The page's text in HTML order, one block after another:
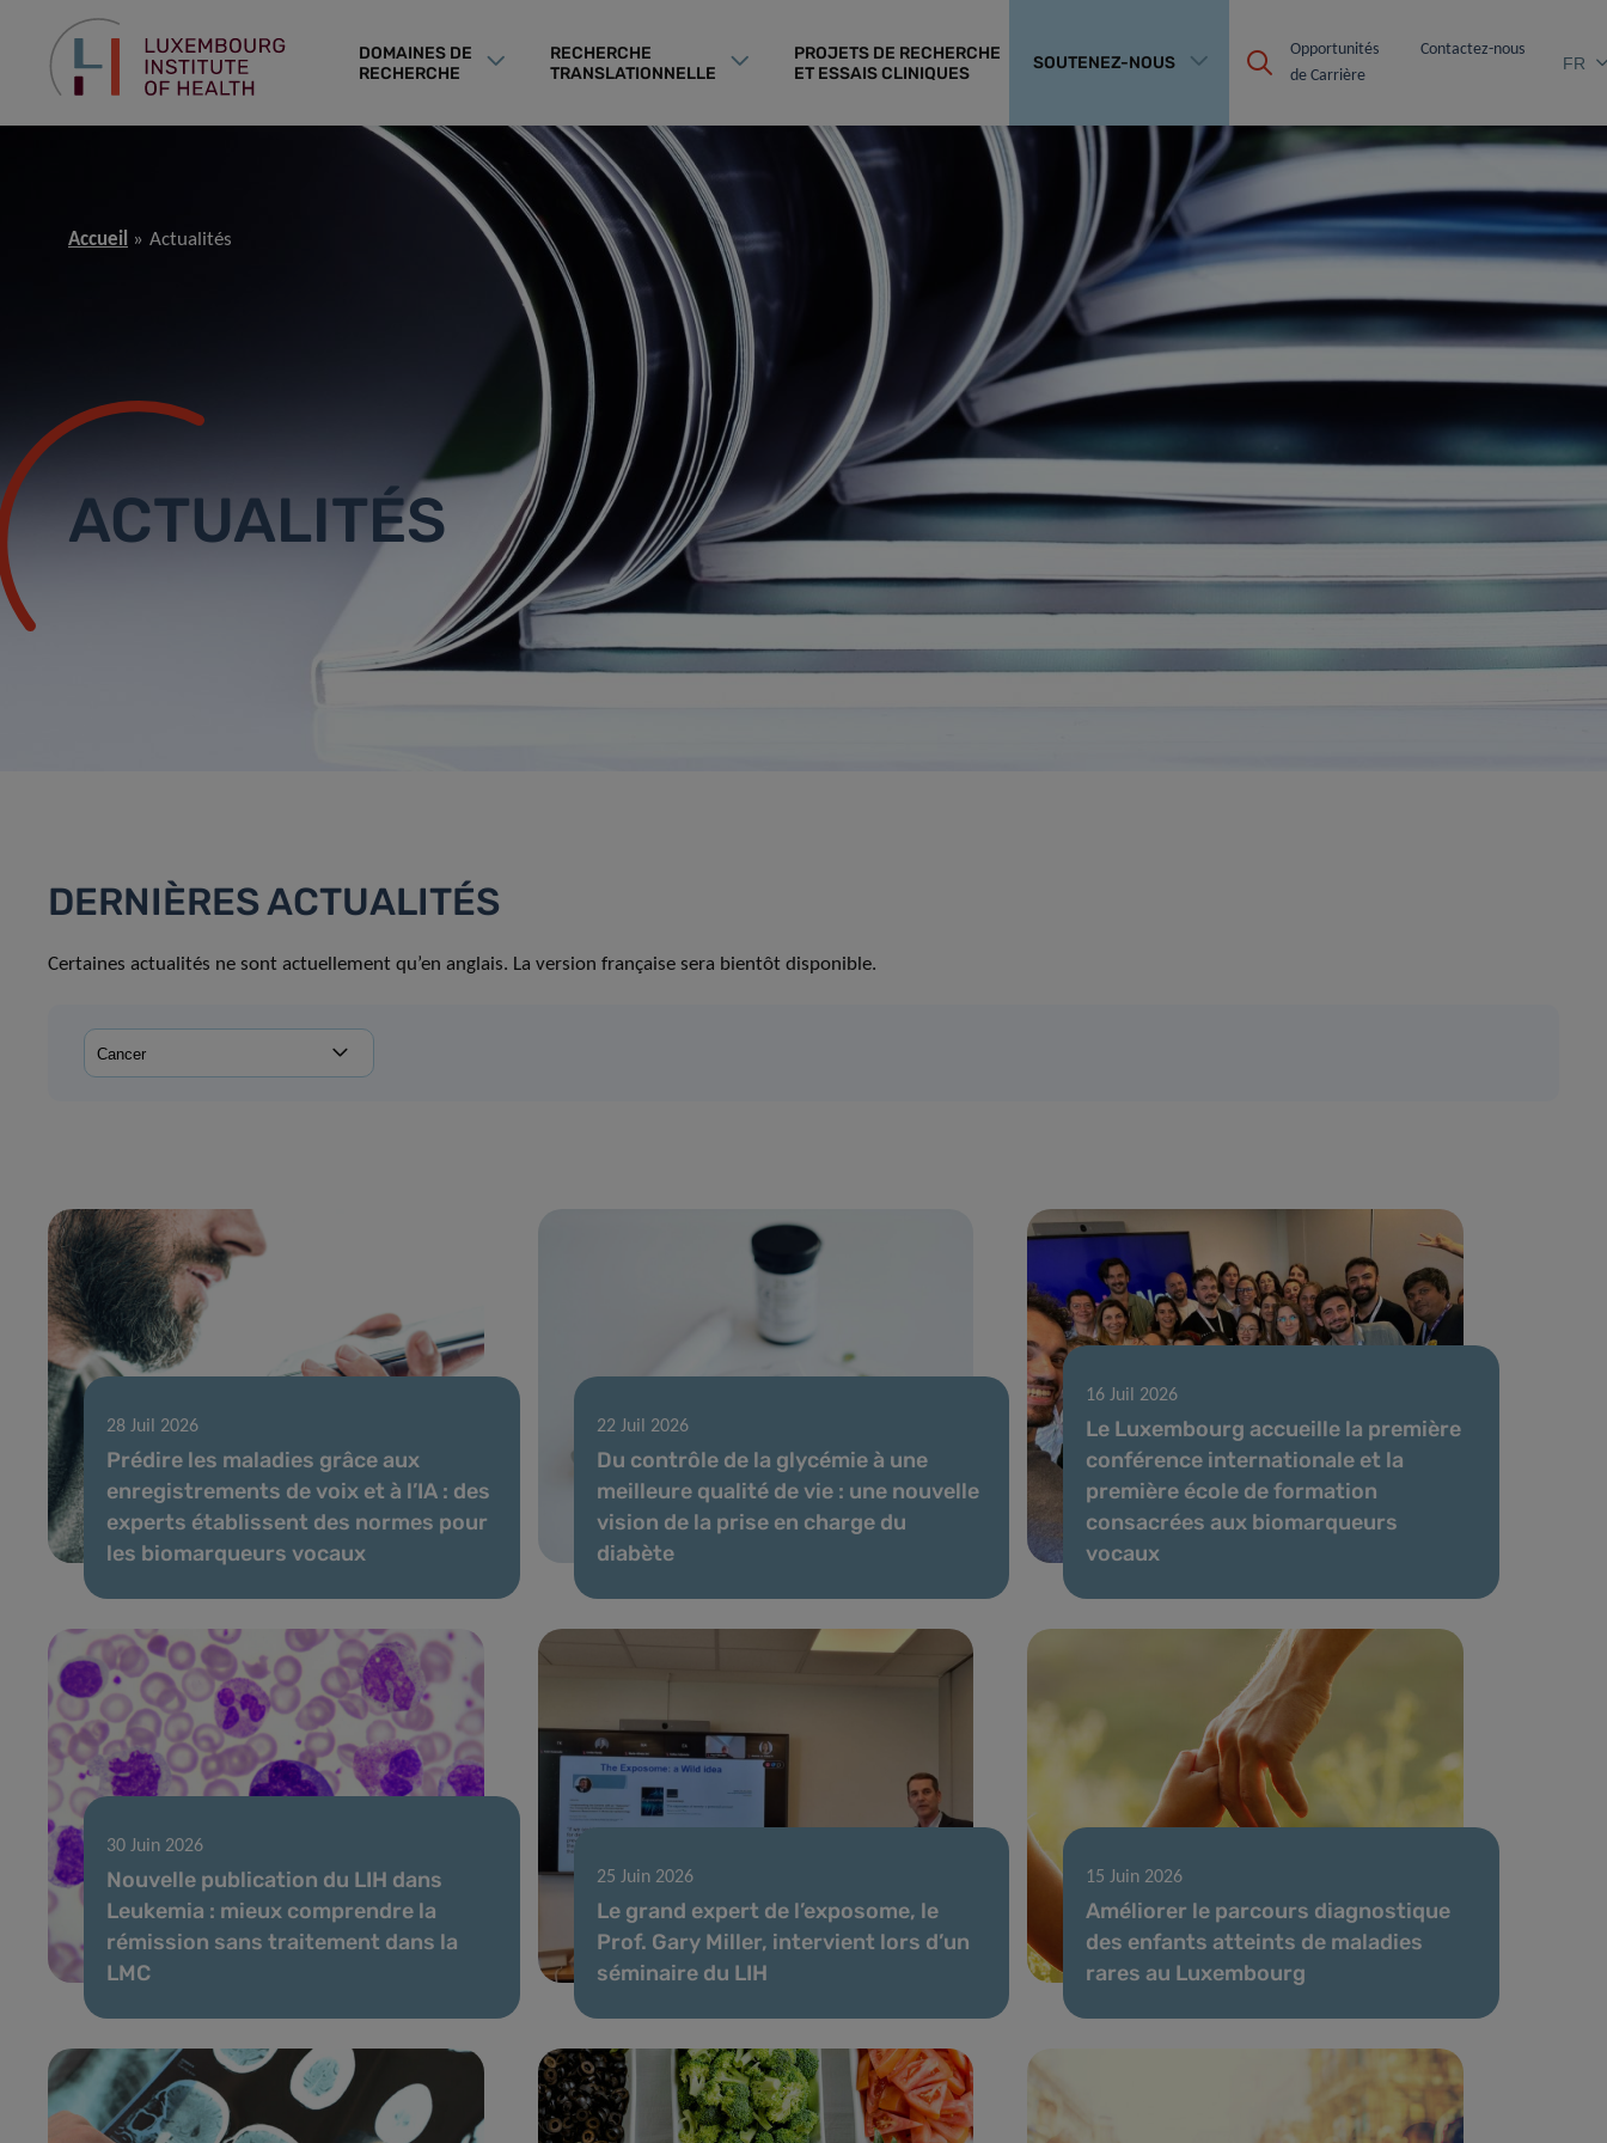
DOMAINES DE
RECHERCHE
RECHERCHE
TRANSLATIONNELLE
PROJETS DE RECHERCHE
ET ESSAIS CLINIQUES
SOUTENEZ-NOUS
Opportunités
de Carrière
Contactez-nous
FR
Accueil Actualités
ACTUALITÉS
DERNIÈRES ACTUALITÉS
Certaines actualités ne sont actuellement qu’en anglais. La version française sera bientôt disponible.
28 Juil 2026
Prédire les maladies grâce aux
enregistrements de voix et à l’IA : des
experts établissent des normes pour
les biomarqueurs vocaux
22 Juil 2026
Du contrôle de la glycémie à une
meilleure qualité de vie : une nouvelle
vision de la prise en charge du
diabète
16 Juil 2026
Le Luxembourg accueille la première
conférence internationale et la
première école de formation
consacrées aux biomarqueurs
vocaux
30 Juin 2026
Nouvelle publication du LIH dans
Leukemia : mieux comprendre la
rémission sans traitement dans la
LMC
25 Juin 2026
Le grand expert de l’exposome, le
Prof. Gary Miller, intervient lors d’un
séminaire du LIH
15 Juin 2026
Améliorer le parcours diagnostique
des enfants atteints de maladies
rares au Luxembourg